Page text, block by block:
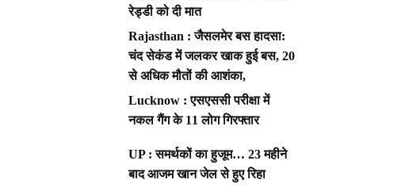
रेड्डी को दी मात
Rajasthan : जैसलमेर बस हादसा:
चंद सेकंड में जलकर खाक हुई बस, 20
से अधिक मौतों की आशंका,
Lucknow : एसएससी परीक्षा में
नकल गैंग के 11 लोग गिरफ्तार
UP : समर्थकों का हुजूम… 23 महीने
बाद आजम खान जेल से हुए रिहा